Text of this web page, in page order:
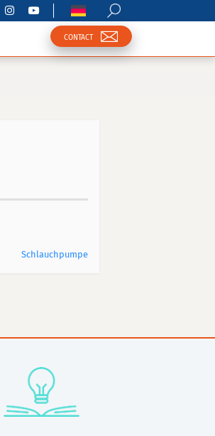
CONTACT
Schlauchpumpe